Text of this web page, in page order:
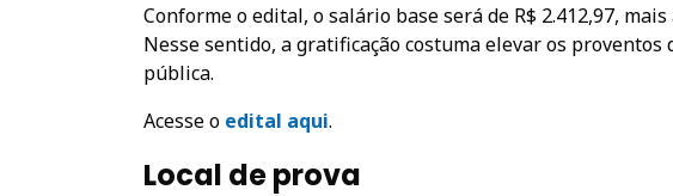
Conforme o edital, o salário base será de R$ 2.412,97,
Nesse sentido, a gratificação costuma elevar os
pública.
Acesse o edital aqui.
Local de prova